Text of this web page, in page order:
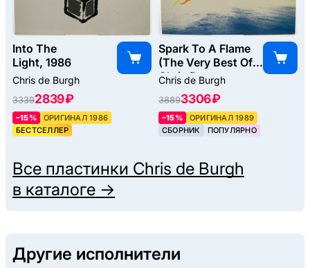
Into The
Light, 1986
Chris de Burgh
33392839 ₽
–15%
ОРИГИНАЛ 1986
БЕСТСЕЛЛЕР
Spark To A Flame
(The Very Best Of
Chris De
Burgh), 1989
Chris de Burgh
38893306 ₽
–15%
ОРИГИНАЛ 1989
СБОРНИК
ПОПУЛЯРНО
Все пластинки Chris de Burgh
в каталоге →
Другие исполнители